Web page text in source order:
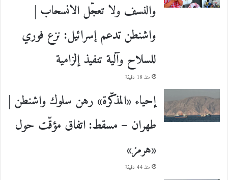
والنسف ولا تعجّل الانسحاب |
واشنطن تدعم إسرائيل: نزع فوري
للسلاح وآلية تنفيذ إلزامية
منذ 18 دقيقة
إحياء «المذكّرة» رهن سلوك واشنطن |
طهران – مسقط: اتفاق مؤقّت حول
«هرمز»
منذ 44 دقيقة